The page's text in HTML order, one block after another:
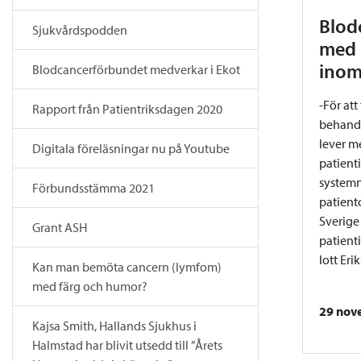
Sjukvårdspodden
Blodcancerförbundet medverkar i Ekot
Rapport från Patientriksdagen 2020
Digitala föreläsningar nu på Youtube
Förbundsstämma 2021
Grant ASH
Kan man bemöta cancern (lymfom)
med färg och humor?
Kajsa Smith, Hallands Sjukhus i
Halmstad har blivit utsedd till ”Årets
-För
lever
lott
29